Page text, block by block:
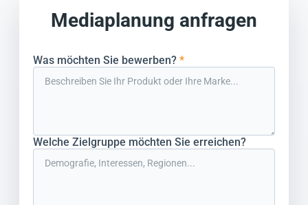
Mediaplanung anfragen
Was möchten Sie bewerben? *
Welche Zielgruppe möchten Sie erreichen?